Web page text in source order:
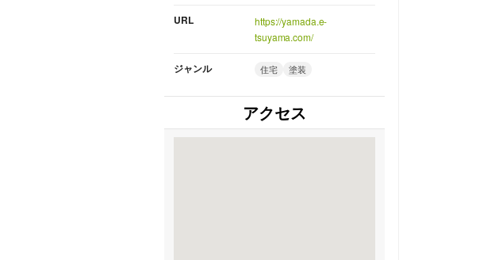
URL
https://yamada.e-
tsuyama.com/
ジャンル 住宅 塗装
アクセス